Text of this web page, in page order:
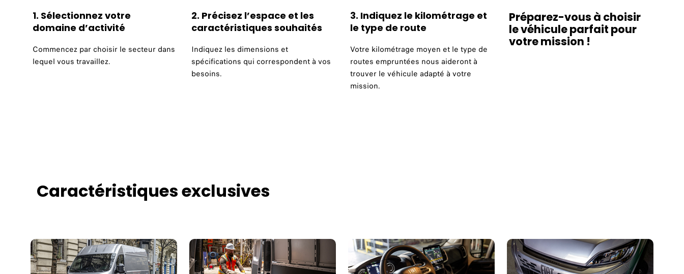
1. Sélectionnez votre
domaine d’activité
Commencez par choisir le secteur dans
lequel vous travaillez.
2. Précisez l’espace et les
caractéristiques souhaités
Indiquez les dimensions et
spécifications qui correspondent à vos
besoins.
3. Indiquez le kilométrage et
le type de route
Votre kilométrage moyen et le type de
routes empruntées nous aideront à
trouver le véhicule adapté à votre
mission.
Préparez-vous à choisir
le véhicule parfait pour
votre mission !
Caractéristiques exclusives